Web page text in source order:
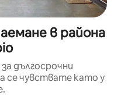
в района
дългосрочни
се чувствате като у